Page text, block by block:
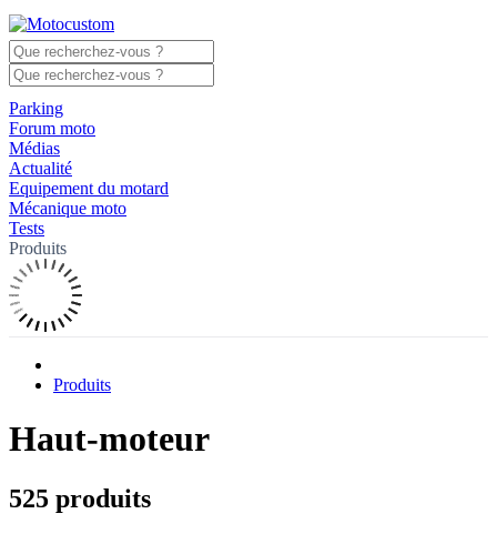
Parking
Forum moto
Médias
Actualité
Equipement du motard
Mécanique moto
Tests
Produits
Produits
Haut-moteur
525 produits